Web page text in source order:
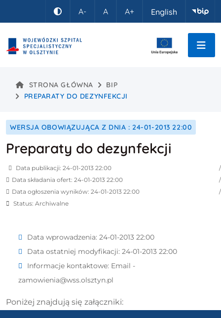
Kontrast
A- A A+ English
STRONA GŁÓWNA
BIP
PREPARATY DO DEZYNFEKCJI
WERSJA OBOWIĄZUJĄCA Z DNIA : 24-01-2013 22:00
Preparaty do dezynfekcji
Data publikacji: 24-01-2013 22:00
Data składania ofert: 24-01-2013 22:00
Data ogłoszenia wyników: 24-01-2013 22:00
Status: Archiwalne
Data wprowadzenia: 24-01-2013 22:00
Data ostatniej modyfikacji: 24-01-2013 22:00
Informacje kontaktowe: Email -
zamowienia@wss.olsztyn.pl
Poniżej znajdują się załączniki: